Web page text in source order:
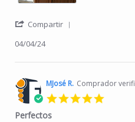
Compartir
04/04/24
MJosé R. Comprador
Perfectos